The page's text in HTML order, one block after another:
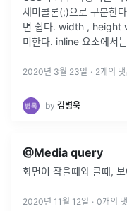
세미콜론(;)으로 구분한
면 쉽다. width , height
미한다. inline 요소에서
2020년 3월 23일 · 2개의
by 김병욱
@Media query
화면이 작을때와 클때,
2020년 11월 12일 · 0개의